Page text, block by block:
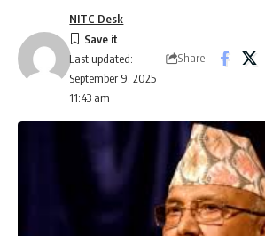
Last updated:
September 9, 2025
11:43 am
NITC Desk
Share